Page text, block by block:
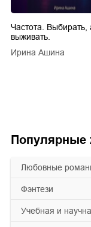
Популярные
любовные
фэнтези
учебная и
Частота. Выбирать,
выживать.
Ирина Ашина